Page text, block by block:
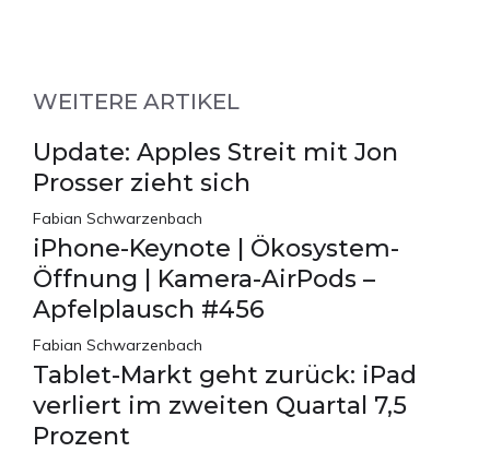
WEITERE ARTIKEL
Update: Apples Streit mit Jon
Prosser zieht sich
Fabian Schwarzenbach
iPhone-Keynote | Ökosystem-
Öffnung | Kamera-AirPods –
Apfelplausch #456
Fabian Schwarzenbach
Tablet-Markt geht zurück: iPad
verliert im zweiten Quartal 7,5
Prozent